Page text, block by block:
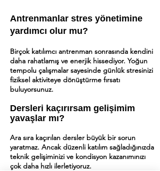
Antrenmanlar stres yönetimine
yardımcı olur mu?
Birçok katılımcı antrenman sonrasında kendini
daha rahatlamış ve enerjik hissediyor. Yoğun
tempolu çalışmalar sayesinde günlük stresinizi
fiziksel aktiviteye dönüştürme fırsatı
buluyorsunuz.
Dersleri kaçırırsam gelişimim
yavaşlar mı?
Ara sıra kaçırılan dersler büyük bir sorun
yaratmaz. Ancak düzenli katılım sağladığınızda
teknik gelişiminizi ve kondisyon kazanımınızı
çok daha hızlı ilerletiyoruz.